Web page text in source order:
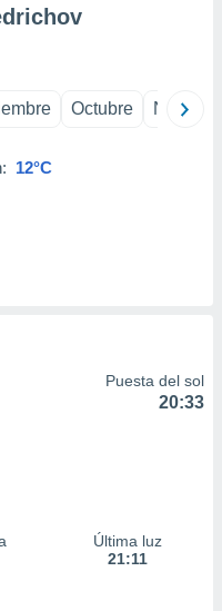
Octubre
12°C
Puesta del sol
20:33
Última luz
21:11